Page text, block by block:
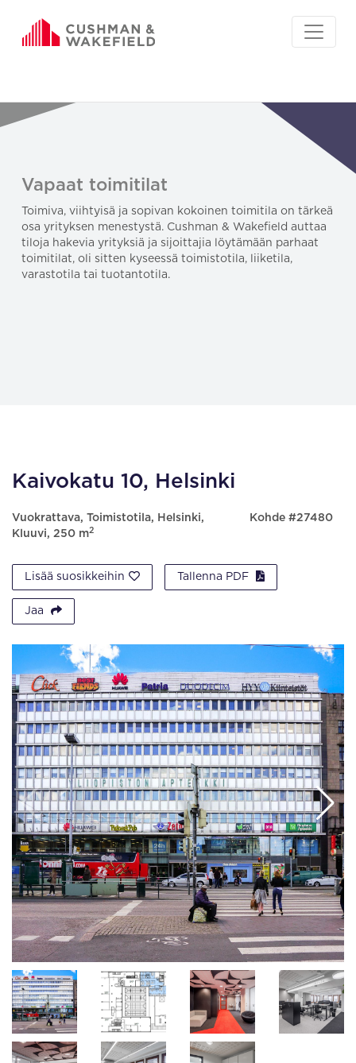
Vapaat toimitilat
Toimiva, viihtyisä ja sopivan kokoinen toimitila on tärkeä
osa yrityksen menestystä. Cushman & Wakefield auttaa
tiloja hakevia yrityksiä ja sijoittajia löytämään parhaat
toimitilat, oli sitten kyseessä toimistotila, liiketila,
varastotila tai tuotantotila.
Kaivokatu 10, Helsinki
Vuokrattava, Toimistotila, Helsinki,
Kluuvi, 250 m2
Kohde #27480
Lisää suosikkeihin Tallenna PDF
Jaa